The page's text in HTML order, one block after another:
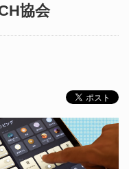
協会